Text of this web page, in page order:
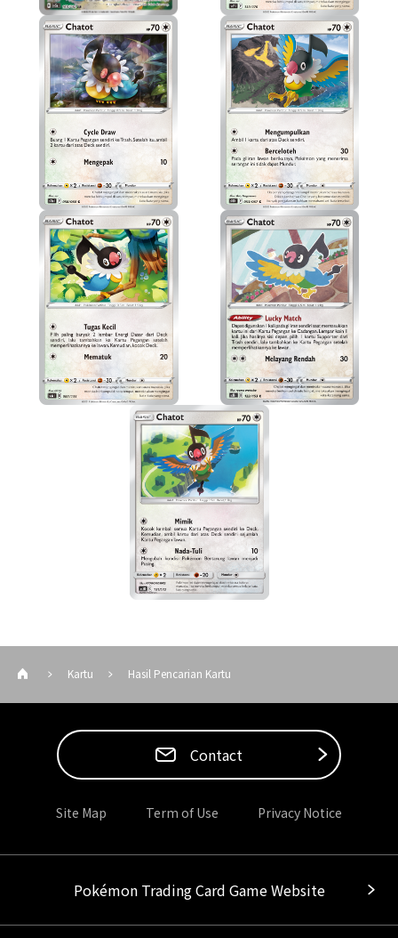
Kartu Hasil Pencarian Kartu
Contact
Site Map Term of Use Privacy Notice
Pokémon Trading Card Game Website